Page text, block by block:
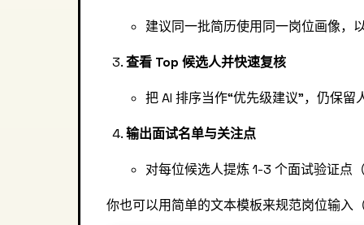
建议同一批简历使用同一岗位画像，
查看 Top 候选人并快速复核
把 AI 排序当作“优先级建议”，仍保留
输出面试名单与关注点
对每位候选人提炼 1-3 个面试验证点
你也可以用简单的文本模板来规范岗位输入